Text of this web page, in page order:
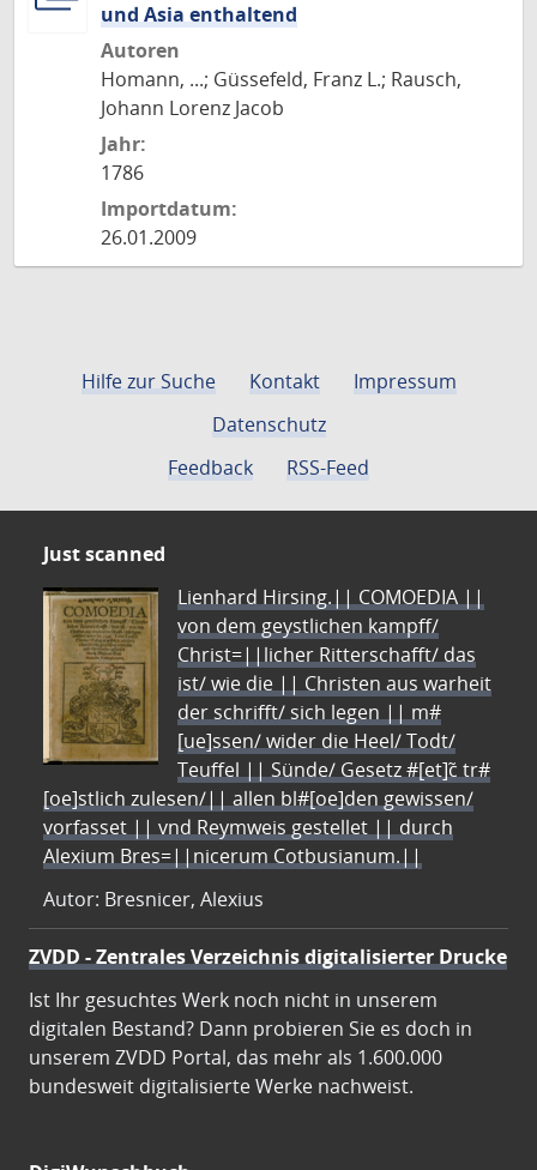
und Asia enthaltend
Autoren
Homann, ...; Güssefeld, Franz L.; Rausch,
Johann Lorenz Jacob
Jahr:
1786
Importdatum:
26.01.2009
Hilfe zur Suche Kontakt
Impressum
Datenschutz
Feedback
RSS-Feed
Just scanned
Lienhard Hirsing.|| COMOEDIA ||
von dem geystlichen kampff/
Christ=||licher Ritterschafft/ das
ist/ wie die || Christen aus warheit
der schrifft/ sich legen || m#
[ue]ssen/ wider die Heel/ Todt/
Teuffel || Sünde/ Gesetz #[et]c̃ tr#
[oe]stlich zulesen/|| allen bl#[oe]den gewissen/
vorfasset || vnd Reymweis gestellet || durch
Alexium Bres=||nicerum Cotbusianum.||
Autor: Bresnicer, Alexius
ZVDD - Zentrales Verzeichnis digitalisierter Drucke
Ist Ihr gesuchtes Werk noch nicht in unserem
digitalen Bestand? Dann probieren Sie es doch in
unserem ZVDD Portal, das mehr als 1.600.000
bundesweit digitalisierte Werke nachweist.